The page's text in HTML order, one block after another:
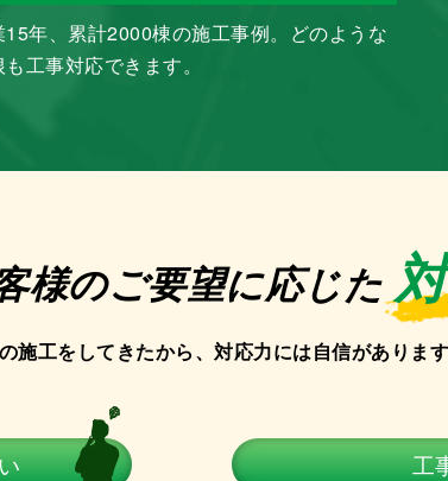
15年、累計2000棟の施工事例。どのような
も工事対応できます。
様のご要望に応じた
施工をしてきたから、対応力には自信がありま
工